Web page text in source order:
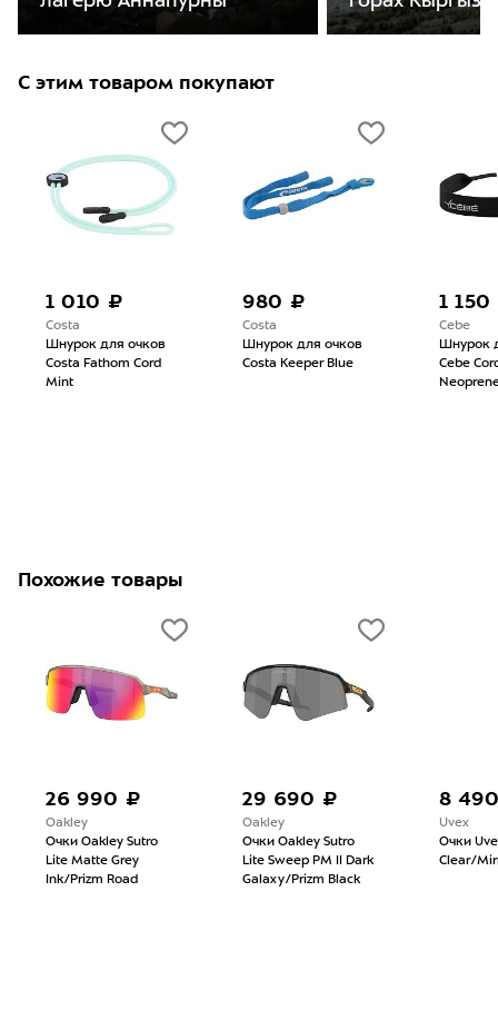
С этим товаром покупают
1 010 ₽
Costa
Шнурок для очков
Costa Fathom Cord
Mint
980 ₽
Costa
Шнурок для очков
Costa Keeper Blue
1
Cebe
Шнурок
Cebe
Похожие товары
26 990 ₽
Oakley
Очки Oakley Sutro
Lite Matte Grey
Ink/Prizm Road
29 690 ₽
Oakley
Очки Oakley Sutro
Lite Sweep PM II Dark
Galaxy/Prizm Black
8
Uvex
Очки
Clear/